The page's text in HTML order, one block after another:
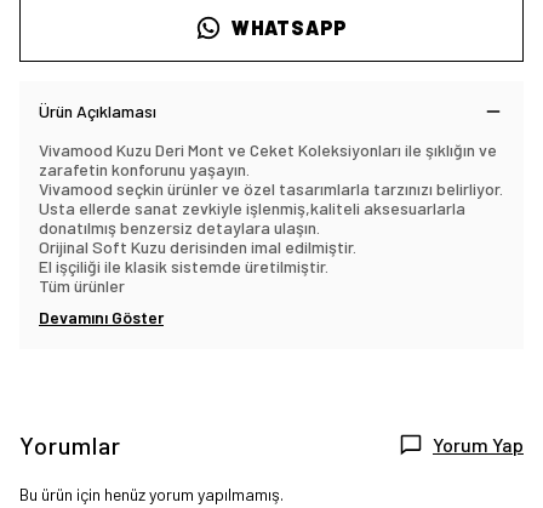
WHATSAPP
Ürün Açıklaması
Vivamood Kuzu Deri Mont ve Ceket Koleksiyonları ile şıklığın ve
zarafetin konforunu yaşayın.
Vivamood seçkin ürünler ve özel tasarımlarla tarzınızı belirliyor.
Usta ellerde sanat zevkiyle işlenmiş,kaliteli aksesuarlarla
donatılmış benzersiz detaylara ulaşın.
Orijinal Soft Kuzu derisinden imal edilmiştir.
El işçiliği ile klasik sistemde üretilmiştir.
Tüm ürünler
Devamını Göster
Yorumlar Yorum Yap
Bu ürün için henüz yorum yapılmamış.